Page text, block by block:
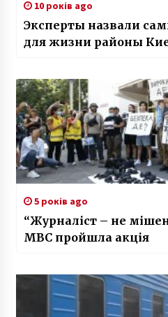
10 років ago
Эксперты назвали
для жизни районы
5 років ago
“Журналіст – не
МВС пройшла акція